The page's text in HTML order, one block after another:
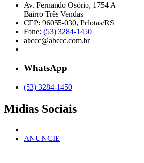
Av. Fernando Osório, 1754 A
Bairro Três Vendas
CEP: 96055-030, Pelotas/RS
Fone: (53) 3284-1450
abccc@abccc.com.br
WhatsApp
(53) 3284-1450
Mídias Sociais
ANUNCIE